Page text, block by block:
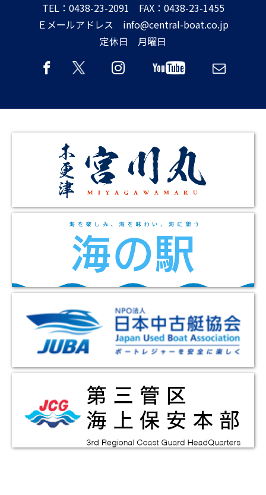
TEL：0438-23-2091 FAX：0438-23-1455
Ｅメールアドレス info@central-boat.co.jp
定休日 月曜日